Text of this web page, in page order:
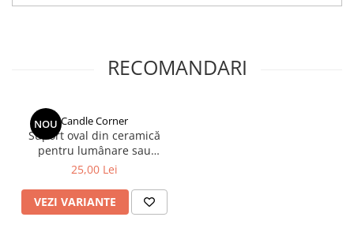
RECOMANDARI
NOU Candle Corner
Suport oval din ceramică
pentru lumânare sau
bijuterii – 9x17,5 cm
25,00 Lei
VEZI VARIANTE